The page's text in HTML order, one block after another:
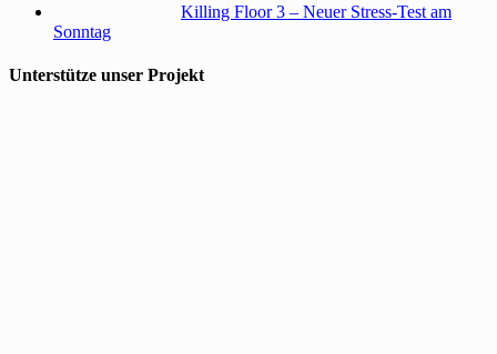
Killing Floor 3 – Neuer Stress-Test am
Sonntag
Unterstütze unser Projekt